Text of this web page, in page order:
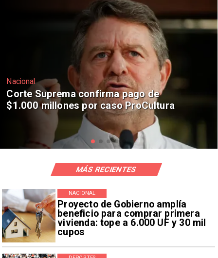
Nacional
Codelco suspende construcción de
Andes Norte en El Teniente por
riesgos sísmicos
Proyecto de Gobierno amplía
beneficio para comprar primera
vivienda: tope a 6.000 UF y 30 mil
cupos
NACIONAL
MÁS RECIENTES